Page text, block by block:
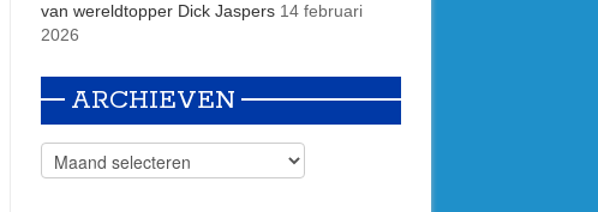
van wereldtopper Dick Jaspers 14 februari
2026
ARCHIEVEN